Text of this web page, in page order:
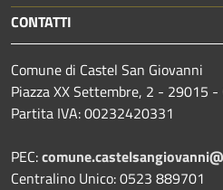
CONTATTI
Comune di Castel San Giovanni
Piazza XX Settembre, 2 - 29015 -
Partita IVA: 00232420331
PEC:
Centralino Unico: 0523 889701